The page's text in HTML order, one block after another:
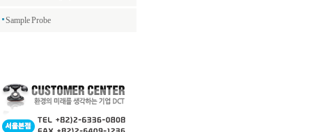
Sample Probe